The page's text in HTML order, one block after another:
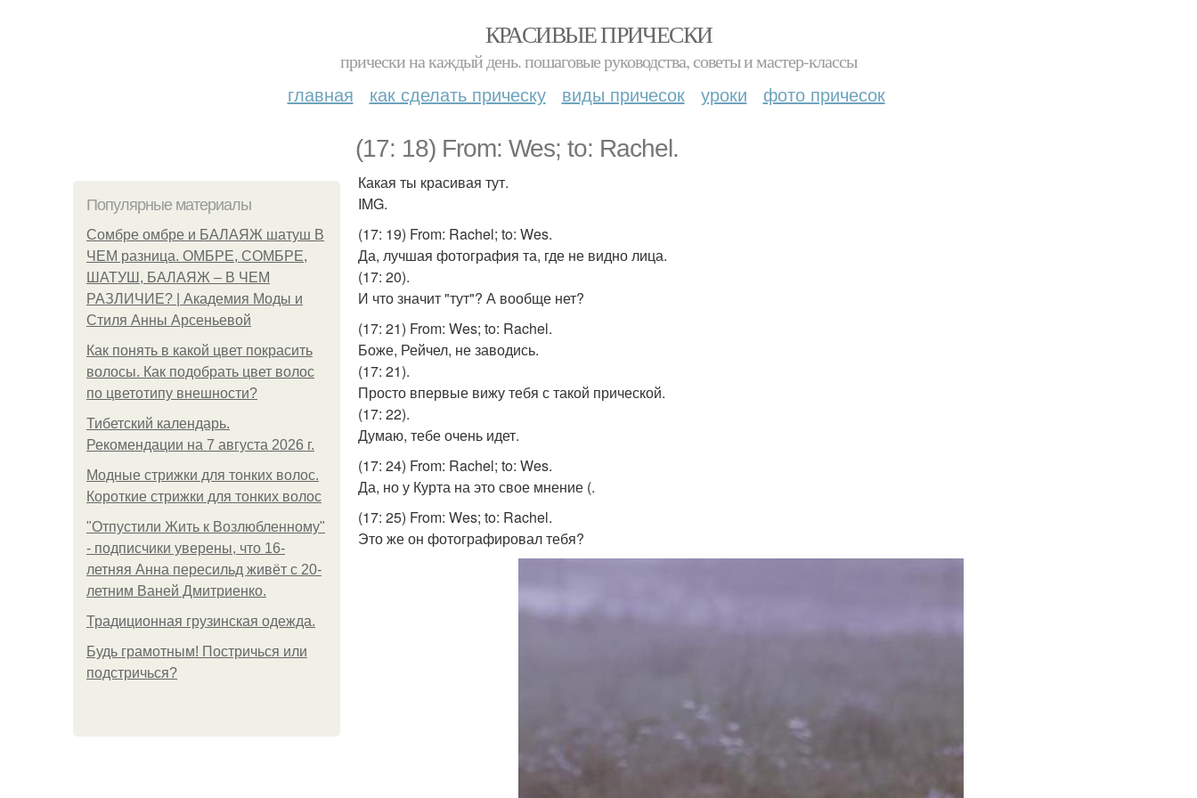
КРАСИВЫЕ ПРИЧЕСКИ
прически на каждый день. пошаговые руководства, советы и мастер-классы
главная как сделать прическу виды причесок уроки фото причесок
(17: 18) From: Wes; to: Rachel.
Популярные материалы
Сомбре омбре и БАЛАЯЖ шатуш В
ЧЕМ разница. ОМБРЕ, СОМБРЕ,
ШАТУШ, БАЛАЯЖ – В ЧЕМ
РАЗЛИЧИЕ? | Академия Моды и
Стиля Анны Арсеньевой
Как понять в какой цвет покрасить
волосы. Как подобрать цвет волос
по цветотипу внешности?
Тибетский календарь.
Рекомендации на 7 августа 2026 г.
Модные стрижки для тонких волос.
Короткие стрижки для тонких волос
"Отпустили Жить к Возлюбленному"
- подписчики уверены, что 16-
летняя Анна пересильд живёт с 20-
летним Ваней Дмитриенко.
Традиционная грузинская одежда.
Будь грамотным! Постричься или
подстричься?
Какая ты красивая тут.
IMG.
(17: 19) From: Rachel; to: Wes.
Да, лучшая фотография та, где не видно лица.
(17: 20).
И что значит "тут"? А вообще нет?
(17: 21) From: Wes; to: Rachel.
Боже, Рейчел, не заводись.
(17: 21).
Просто впервые вижу тебя с такой прической.
(17: 22).
Думаю, тебе очень идет.
(17: 24) From: Rachel; to: Wes.
Да, но у Курта на это свое мнение (.
(17: 25) From: Wes; to: Rachel.
Это же он фотографировал тебя?